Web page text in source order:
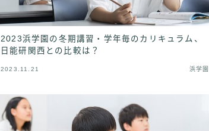
2023浜学園の冬期講習・学年毎のカリキュラム、
日能研関西との比較は？
2023.11.21 浜学園